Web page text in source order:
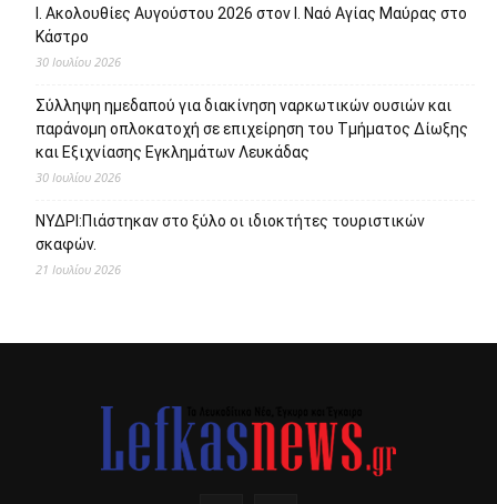
Ι. Ακολουθίες Αυγούστου 2026 στον Ι. Ναό Αγίας Μαύρας στο
Κάστρο
30 Ιουλίου 2026
Σύλληψη ημεδαπού για διακίνηση ναρκωτικών ουσιών και
παράνομη οπλοκατοχή σε επιχείρηση του Τμήματος Δίωξης
και Εξιχνίασης Εγκλημάτων Λευκάδας
30 Ιουλίου 2026
ΝΥΔΡΙ:Πιάστηκαν στο ξύλο οι ιδιοκτήτες τουριστικών
σκαφών.
21 Ιουλίου 2026